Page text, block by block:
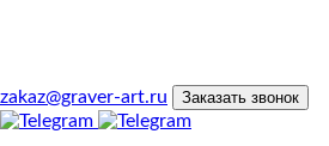
zakaz@graver-art.ru Заказать звонок